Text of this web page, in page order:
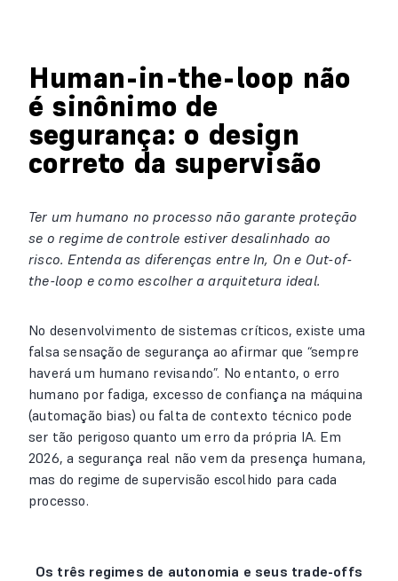
Human-in-the-loop não
é sinônimo de
segurança: o design
correto da supervisão
Ter um humano no processo não garante proteção
se o regime de controle estiver desalinhado ao
risco. Entenda as diferenças entre In, On e Out-of-
the-loop e como escolher a arquitetura ideal.
No desenvolvimento de sistemas críticos, existe uma
falsa sensação de segurança ao afirmar que “sempre
haverá um humano revisando”. No entanto, o erro
humano por fadiga, excesso de confiança na máquina
(automação bias) ou falta de contexto técnico pode
ser tão perigoso quanto um erro da própria IA. Em
2026, a segurança real não vem da presença humana,
mas do regime de supervisão escolhido para cada
processo.
Os três regimes de autonomia e seus trade-offs